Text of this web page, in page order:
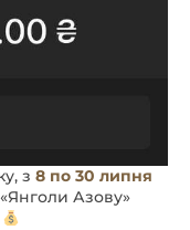
з 8 по 30 липня
Азову»